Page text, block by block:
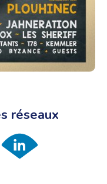
réseaux